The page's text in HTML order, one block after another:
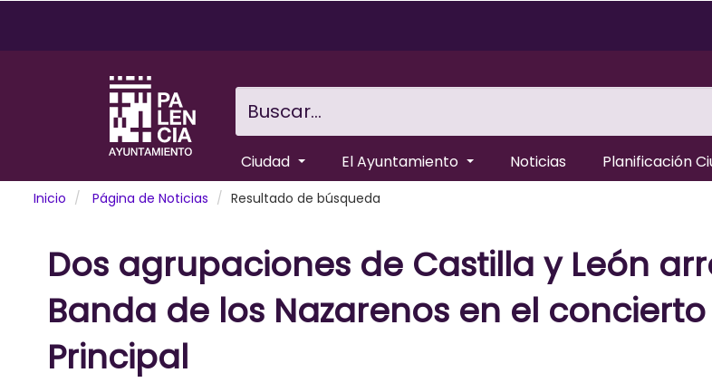
Ciudad El Ayuntamiento Noticias Planificación
Inicio Página de Noticias Resultado de búsqueda
Dos agrupaciones de Castilla y León
Banda de los Nazarenos en el
Principal